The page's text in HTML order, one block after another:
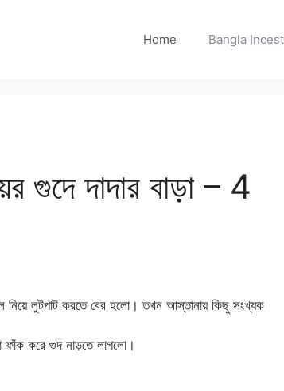
Home Bangla Incest
দাদার বাড়া – 4
লুটপাট করতে বের হলো। তখন আস্তানায় কিছু সংখ্যক
ফাঁক করে গুদ নাড়তে লাগলো।